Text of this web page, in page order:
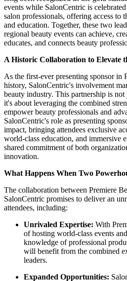
events while SalonCentric is
salon professionals, offering access to
and education. Together, these two
regional beauty events can achieve,
educates, and connects beauty
A Historic Collaboration to Elevate
As the first-ever presenting sponsor in
history, SalonCentric's involvement
beauty industry. This partnership is
it's about leveraging the combined
empower beauty professionals and
SalonCentric's role as presenting
impact, bringing attendees exclusive
world-class education, and immersive
shared commitment of both
innovation.
What Happens When Two
The collaboration between Premiere
SalonCentric promises to deliver an
attendees, including:
Unrivaled Expertise: With
of hosting world-class events
knowledge of professional
will benefit from the combined
leaders.
Expanded Opportunities: